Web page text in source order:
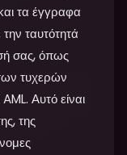
τα έγγραφα
ταυτότητά
σας, όπως
τυχερών
Αυτό είναι
της